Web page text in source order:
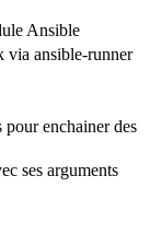
Ansible
via ansible-runner
pour enchainer des
ses arguments